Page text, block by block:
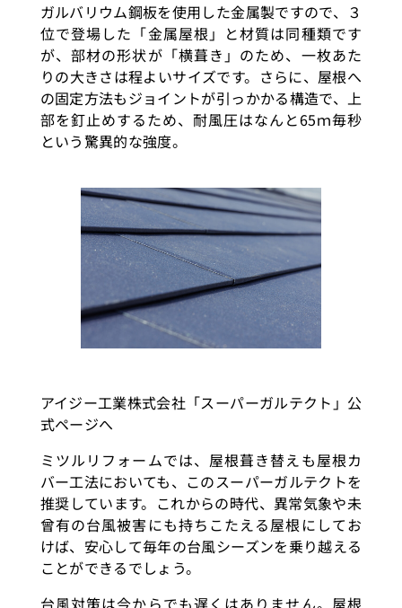
ガルバリウム鋼板を使用した金属製ですので、３
位で登場した「金属屋根」と材質は同種類です
が、部材の形状が「横葺き」のため、一枚あた
りの大きさは程よいサイズです。さらに、屋根へ
の固定方法もジョイントが引っかかる構造で、上
部を釘止めするため、耐風圧はなんと65ｍ毎秒
という驚異的な強度。
アイジー工業株式会社「スーパーガルテクト」公
式ページへ
ミツルリフォームでは、屋根葺き替えも屋根カ
バー工法においても、このスーパーガルテクトを
推奨しています。これからの時代、異常気象や未
曾有の台風被害にも持ちこたえる屋根にしてお
けば、安心して毎年の台風シーズンを乗り越える
ことができるでしょう。